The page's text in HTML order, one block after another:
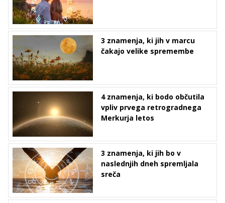
3 znamenja, ki jih v marcu
čakajo velike spremembe
4 znamenja, ki bodo občutila
vpliv prvega retrogradnega
Merkurja letos
3 znamenja, ki jih bo v
naslednjih dneh spremljala
sreča